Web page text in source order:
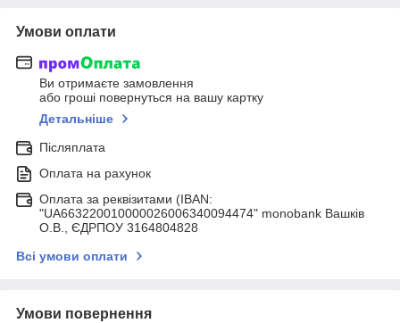
Умови оплати
Ви отримаєте замовлення
або гроші повернуться на вашу картку
Детальніше
Післяплата
Оплата на рахунок
Оплата за реквізитами (IBAN:
"UA663220010000026006340094474" monobank Вашків
О.В., ЄДРПОУ 3164804828
Всі умови оплати
Умови повернення